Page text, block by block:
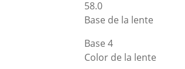
58.0
Base de la lente
Base 4
Color de la lente